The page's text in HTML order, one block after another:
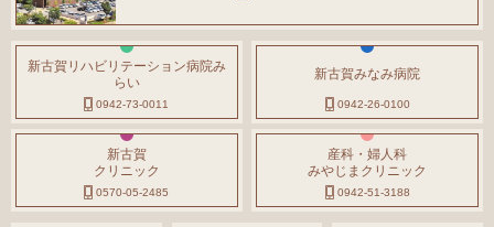
新古賀リハビリテーション病院み
らい
0942-73-0011
新古賀みなみ病院
0942-26-0100
新古賀
クリニック
0570-05-2485
産科・婦人科
みやじまクリニック
0942-51-3188